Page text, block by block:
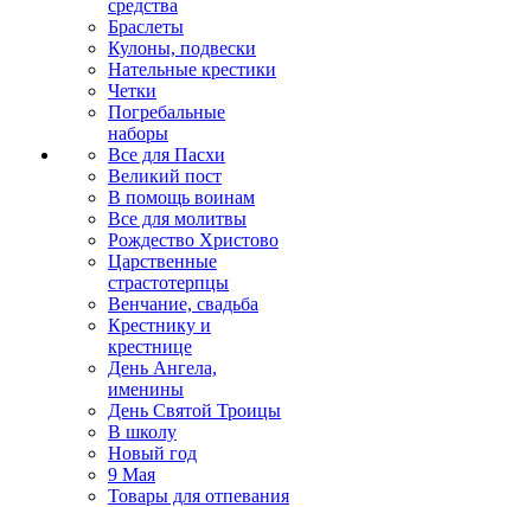
средства
Браслеты
Кулоны, подвески
Нательные крестики
Четки
Погребальные
наборы
Все для Пасхи
Великий пост
В помощь воинам
Все для молитвы
Рождество Христово
Царственные
страстотерпцы
Венчание, свадьба
Крестнику и
крестнице
День Ангела,
именины
День Святой Троицы
В школу
Новый год
9 Мая
Товары для отпевания